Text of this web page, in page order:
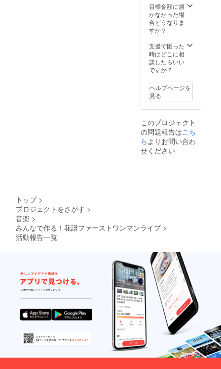
の旨を
備考欄
にご記
※エンド
ロール
クレ
ジット
望のお
ローマ
字で20
内で備
考欄に
ご記入
くださ
（MP3
） ・花
譜から
の御礼
メッ
セージ
（音声
タ） ・
「不可
解」ラ
イブチ
・歌っ
てみた
アルバ
ム（5曲
入り）※
CD（復
刻盤）
・「魔
女」リ
ミック
ス音源
（MP3
） ・
【50着
限定】
花譜ス
ペシャ
ルコー
ト（衣
目標金額に届
かなかった場
合どうなりま
すか？
支援で困った
時はどこに相
談したらいい
ですか？
ヘルプページを
見る
このプロジェクト
の問題報告はこち
らよりお問い合わ
せください
トップ >
プロジェクトをさがす >
音楽 >
みんなで作る！花譜ファーストワンマンライブ >
活動報告一覧